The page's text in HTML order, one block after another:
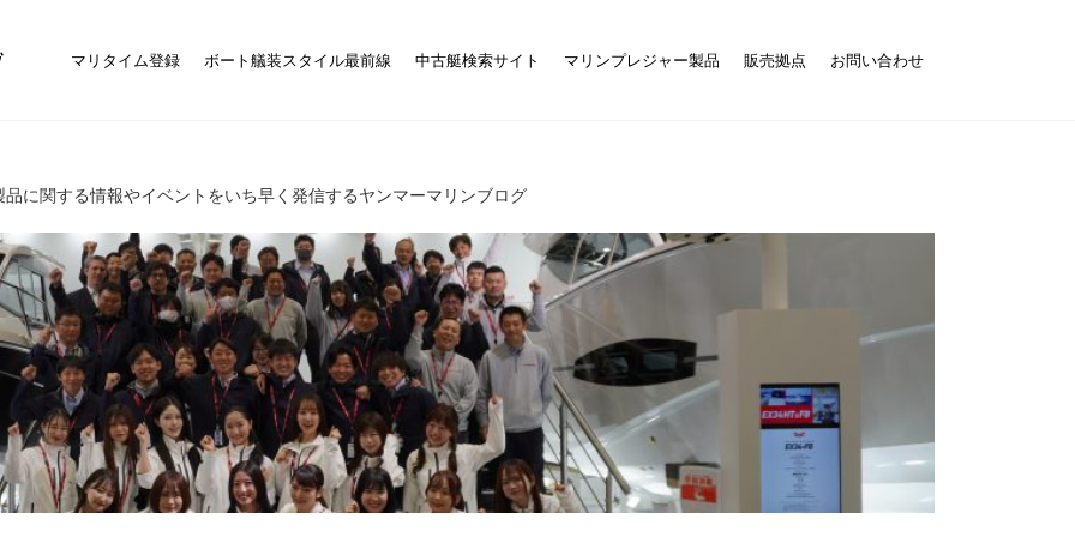
マリタイム登録 ボート艤装スタイル最前線 中古艇検索サイト マリンプレジャー製品 販売拠点 お問い合わせ
に関する情報やイベントをいち早く発信するヤンマーマリンブログ